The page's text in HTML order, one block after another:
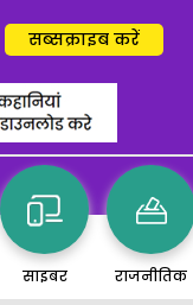
सब्सक्राइब करें
साइबर राजनीतिक